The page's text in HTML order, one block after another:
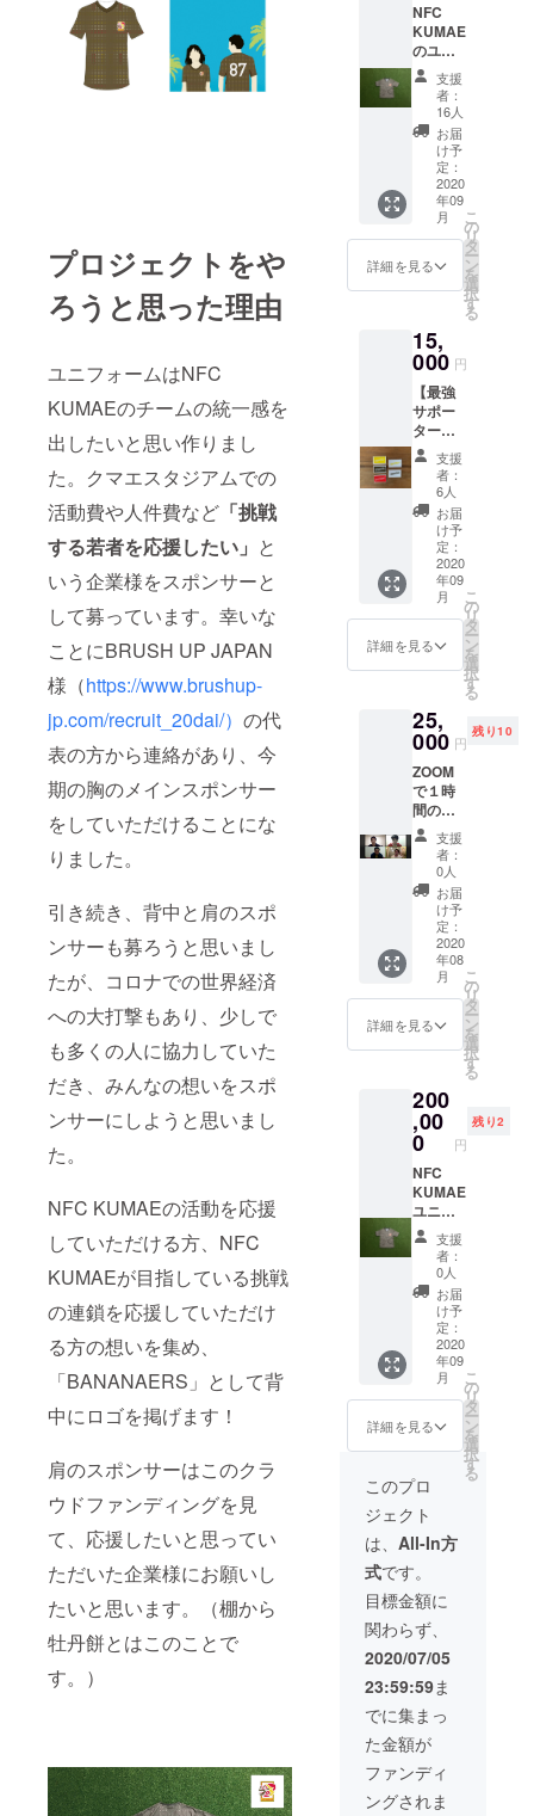
プロジェクトをや
ろうと思った理由
ユニフォームはNFC
KUMAEのチームの統一感を
出したいと思い作りまし
た。クマエスタジアムでの
活動費や人件費など 「挑戦
する若者を応援したい」 と
いう企業様をスポンサーと
して募っています。幸いな
ことにBRUSH UP JAPAN
様（https://www.brushup-
jp.com/recruit_20dai/） の代
表の方から連絡があり、今
期の胸のメインスポンサー
をしていただけることにな
りました。
引き続き、背中と肩のスポ
ンサーも募ろうと思いまし
たが、コロナでの世界経済
への大打撃もあり、少しで
も多くの人に協力していた
だき、みんなの想いをスポ
ンサーにしようと思いまし
た。
NFC KUMAEの活動を応援
していただける方、NFC
KUMAEが目指している挑戦
の連鎖を応援していただけ
る方の想いを集め、
「BANANAERS」として背
中にロゴを掲げます！
肩のスポンサーはこのクラ
ウドファンディングを見
て、応援したいと思ってい
ただいた企業様にお願いし
たいと思います。（棚から
牡丹餅とはこのことで
す。）
ター
ン」と
いう件
名で
メッ
セージ
をよろ
しくお
願いい
たしま
す。
NFC
KUMAE
のユニ
フォー
ム1着
（お届
けする
ユニ
フォー
ムには
メイン
スポン
サーの
ロゴと
肩スポ
も印字
されま
す。）
支援
者：
16人
お届
け予
定：
2020
年09
月
詳細を見る
こ
の
リ
タ
ー
ン
を
選
択
す
る
15,
000 円
【最強
サポー
ター
セッ
ト】 ス
テッ
カー×5
Tシャツ
NFC
KUMAE
のユニ
フォー
ム1着
こちら
をお選
びの方
は備考
欄に ユ
ニ
フォー
ム（S M
L XL）
Tシャツ
（S M/L
L）のサ
イズを
必ず明
記して
くださ
い。
支援
者：
6人
お届
け予
定：
2020
年09
月
詳細を見る
こ
の
リ
タ
ー
ン
を
選
択
す
る
25,
000 円
残り10
ZOOM
で１時
間の
Kumae
バナナ
ペー
パー工
房ご案
内や個
人的な
質問
（質問
内容は
なんで
も可）
利。時
間帯な
どはご
都合に
合わせ
ます。
1つの券
で最大
20人ま
で参加
可能
支援
者：
0人
お届
け予
定：
2020
年08
月
詳細を見る
こ
の
リ
タ
ー
ン
を
選
択
す
る
200
,00
0 円
残り2
NFC
KUMAE
ユニ
フォー
ムの肩
のスポ
ンサー
権 今期
（2021
年4月ま
で）の
NFC
KUMAE
ユニ
フォー
字しま
す。 ユ
ニ
フォー
ム10着
をお送
りいた
しま
す。備
考欄に
ユニ
フォー
ムのサ
イズ
（S、
M、L、
XL）と
枚数の
支援
者：
0人
お届
け予
定：
2020
年09
月
詳細を見る
こ
の
リ
タ
ー
ン
を
選
択
す
る
このプロ
ジェクト
は、 All-In方
式です。
目標金額に
関わらず、
2020/07/05
23:59:59ま
でに集まっ
た金額が
ファンディ
ングされま